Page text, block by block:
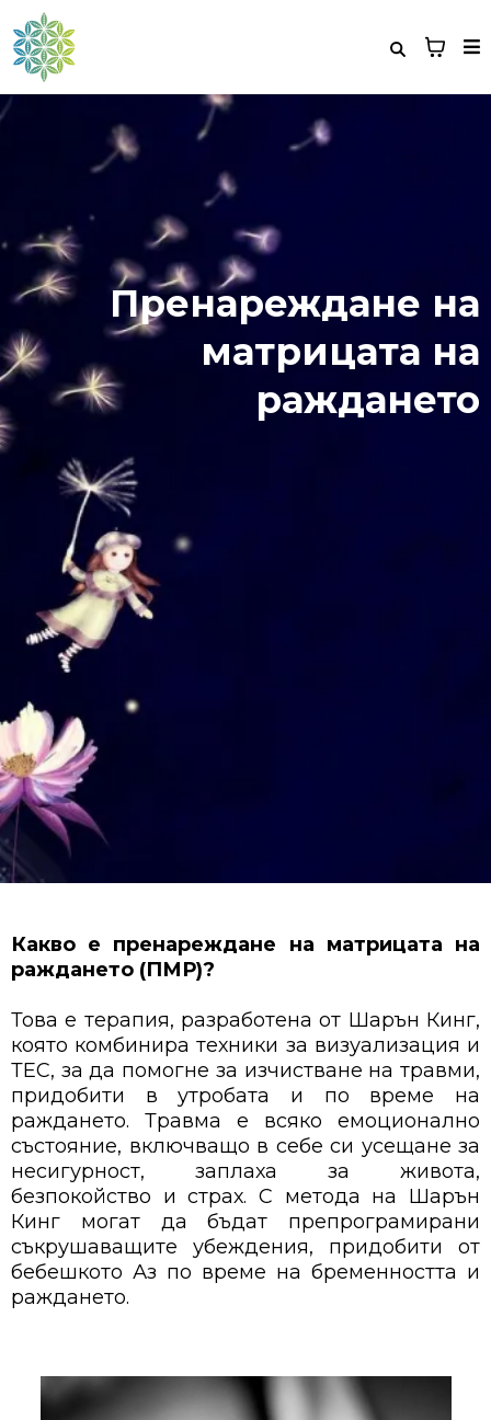
Пренареждане на
матрицата на
раждането
Какво e пренареждане на матрицата на
раждането (ПМР)?
Това е терапия, разработена от Шарън Кинг,
която комбинира техники за визуализация и
ТЕС, за да помогне за изчистване на травми,
придобити в утробата и по време на
раждането. Травма е всяко емоционално
състояние, включващо в себе си усещане за
несигурност, заплаха за живота,
безпокойство и страх. С метода на Шарън
Кинг могат да бъдат препрограмирани
съкрушаващите убеждения, придобити от
бебешкото Аз по време на бременността и
раждането.